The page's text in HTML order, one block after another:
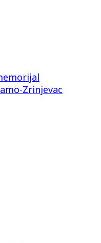
Zrinjevac